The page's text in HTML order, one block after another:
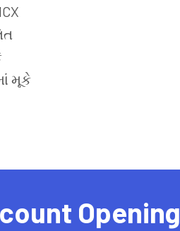
મૂકે
Opening